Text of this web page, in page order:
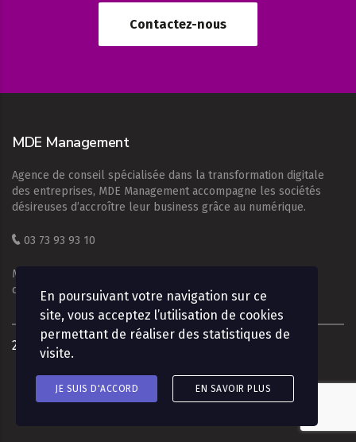
Contactez-nous
MDE Management
Agence de conseil spécialisée dans la transformation digitale
des entreprises, MDE Management accompagne les sociétés
désireuses d’accroître leur business grâce au numérique.
03 73 93 93 10
Mentions légales
confidentialité
2026 © Némésis studio
MDE Management : Partenaire de votre réussite
digitale
En poursuivant votre navigation sur ce
site, vous acceptez l’utilisation de cookies
permettant de réaliser des statistiques de
visite.
JE SUIS D'ACCORD EN SAVOIR PLUS